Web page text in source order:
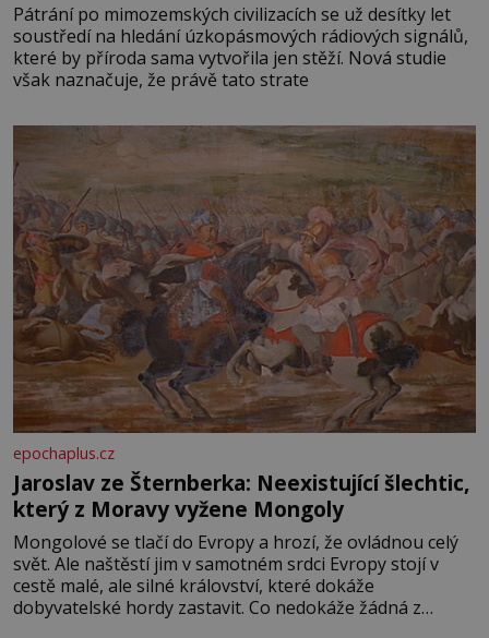
Pátrání po mimozemských civilizacích se už desítky let
soustředí na hledání úzkopásmových rádiových signálů,
které by příroda sama vytvořila jen stěží. Nová studie
však naznačuje, že právě tato strate
epochaplus.cz
Jaroslav ze Šternberka: Neexistující šlechtic,
který z Moravy vyžene Mongoly
Mongolové se tlačí do Evropy a hrozí, že ovládnou celý
svět. Ale naštěstí jim v samotném srdci Evropy stojí v
cestě malé, ale silné království, které dokáže
dobyvatelské hordy zastavit. Co nedokáže žádná z